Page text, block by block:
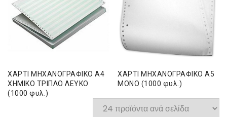
ΧΑΡΤΙ ΜΗΧΑΝΟΓΡΑΦΙΚΟ Α4
ΧΗΜΙΚΟ ΤΡΙΠΛΟ ΛΕΥΚΟ
(1000 φυλ.)
ΧΑΡΤΙ ΜΗΧΑΝΟΓΡΑΦΙΚΟ Α5
ΜΟΝΟ (1000 φυλ.)